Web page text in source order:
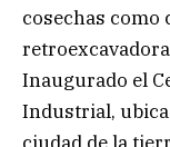
cosechas como
Inaugurado el
Industrial,